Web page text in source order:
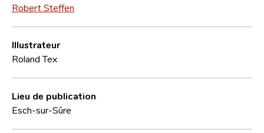
Robert Steffen
Illustrateur
Roland Tex
Lieu de publication
Esch-sur-Sûre